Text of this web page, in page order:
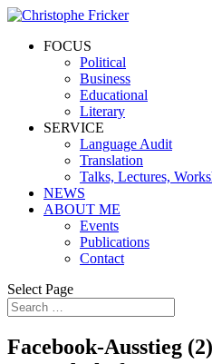
FOCUS
Political
Business
Educational
Literary
SERVICE
Language Audit
Translation
Talks, Lectures,
NEWS
ABOUT ME
Events
Publications
Contact
Select Page
Facebook-Ausstieg